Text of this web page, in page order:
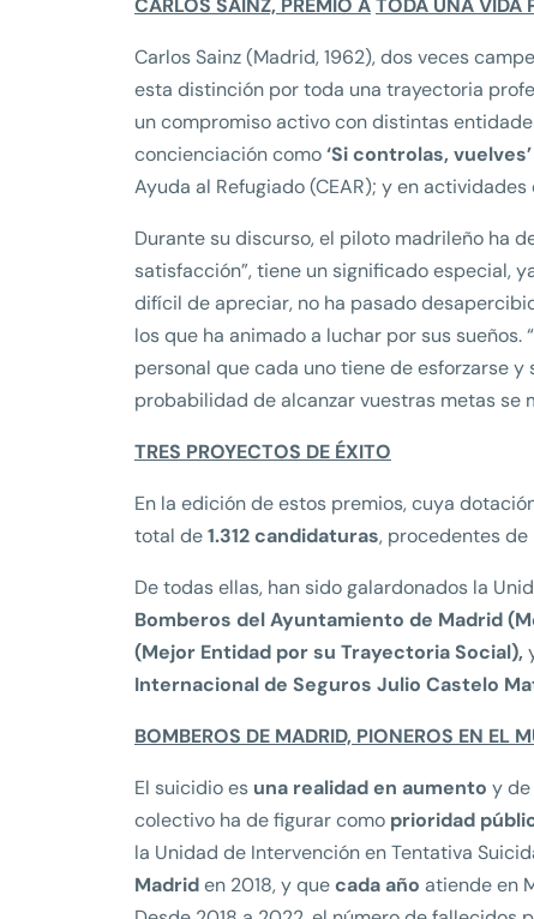
CARLOS SAINZ, PREMIO ATODA UNA VIDA
Carlos Sainz (Madrid, 1962), dos veces
esta distinción por toda una trayectoria
un compromiso activo con distintas
concienciación como‘Si controlas, vuelves’
Ayuda al Refugiado (CEAR); y en actividades
Durante su discurso, el piloto madrileño ha
satisfacción”, tiene un significado especial,
difícil de apreciar, no ha pasado
los que ha animado a luchar por sus sueños. “
personal que cada uno tiene de esforzarse
probabilidad de alcanzar vuestras metas se
TRES PROYECTOS DE ÉXITO
En la edición de estos premios, cuya
total de1.312 candidaturas, procedentes de
De todas ellas, han sido galardonados la
Bomberos del Ayuntamiento de Madrid
(Mejor Entidad por su Trayectoria Social),
Internacional de Seguros Julio Castelo
BOMBEROS DE MADRID, PIONEROS EN EL
El suicidio es una realidad en aumento y
colectivo ha de figurar como prioridad
la Unidad de Intervención en Tentativa
Madriden 2018, y quecada año atiende en